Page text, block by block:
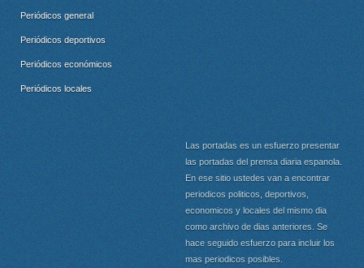
Periódicos general
Periódicos deportivos
Periódicos económicos
Periódicos locales
Las portadas es un esfuerzo presentar
las portadas del prensa diaria espanola.
En ese sitio ustedes van a encontrar
periodicos politicos, deportivos,
economicos y locales del mismo dia
como archivo de dias anteriores. Se
hace seguido esfuerzo para incluir los
mas periodicos posibles.